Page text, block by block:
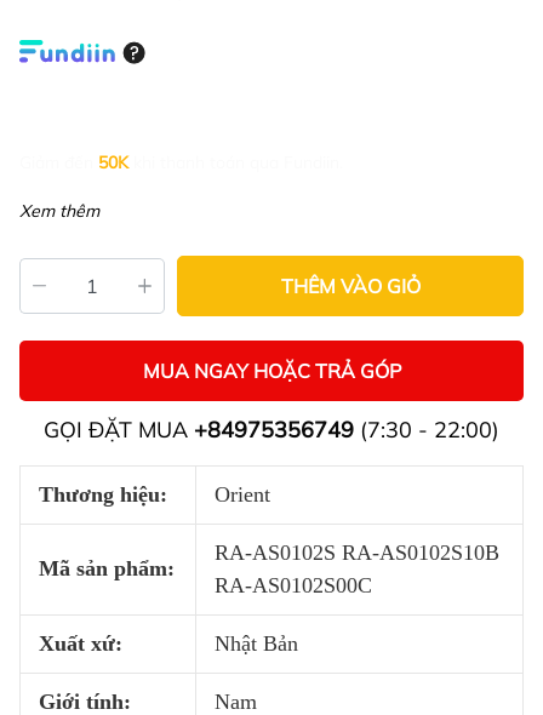
50K
Xem thêm
THÊM VÀO GIỎ
MUA NGAY HOẶC TRẢ GÓP
GỌI ĐẶT MUA +84975356749 (7:30 - 22:00)
Thương hiệu: Orient
Mã sản phẩm:
RA-AS0102S RA-AS0102S10B
RA-AS0102S00C
Xuất xứ: Nhật Bản
Giới tính: Nam